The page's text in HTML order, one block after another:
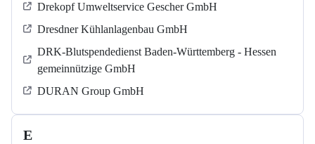
Drekopf Umweltservice Gescher GmbH
Dresdner Kühlanlagenbau GmbH
DRK-Blutspendedienst Baden-Württemberg - Hessen
gemeinnützige GmbH
DURAN Group GmbH
E